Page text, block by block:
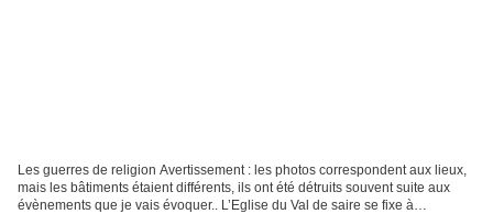
Les guerres de religion Avertissement : les photos correspondent aux lieux,
mais les bâtiments étaient différents, ils ont été détruits souvent suite aux
évènements que je vais évoquer.. L’Eglise du Val de saire se fixe à